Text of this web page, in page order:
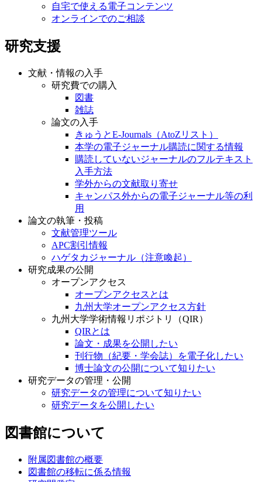
自宅で使える電子コンテンツ
オンラインでのご相談
研究支援
文献・情報の入手
研究費での購入
図書
雑誌
論文の入手
きゅうとE-Journals（AtoZリスト）
本学の電子ジャーナル購読に関する情報
購読していないジャーナルのフルテキスト
入手方法
学外からの文献取り寄せ
キャンパス外からの電子ジャーナル等の利
用
論文の執筆・投稿
文献管理ツール
APC割引情報
ハゲタカジャーナル（注意喚起）
研究成果の公開
オープンアクセス
オープンアクセスとは
九州大学オープンアクセス方針
九州大学学術情報リポジトリ（QIR）
QIRとは
論文・成果を公開したい
刊行物（紀要・学会誌）を電子化したい
博士論文の公開について知りたい
研究データの管理・公開
研究データの管理について知りたい
研究データを公開したい
図書館について
附属図書館の概要
図書館の移転に係る情報